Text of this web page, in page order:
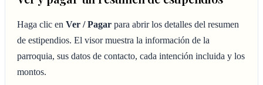
Haga clic en Ver / Pagar para abrir los detalles del resumen
de estipendios. El visor muestra la información de la
parroquia, sus datos de contacto, cada intención incluida y los
montos.